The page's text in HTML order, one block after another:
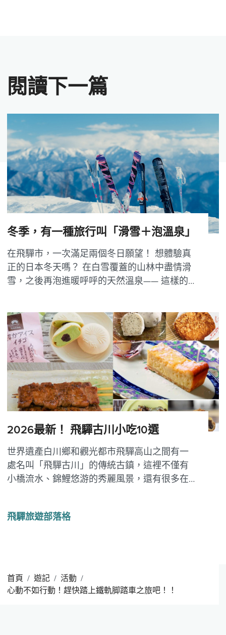
閱讀下一篇
冬季，有一種旅行叫「滑雪＋泡溫泉」
在飛驒市，一次滿足兩個冬日願望！ 想體驗真
正的日本冬天嗎？ 在白雪覆蓋的山林中盡情滑
雪，之後再泡進暖呼呼的天然溫泉—— 這樣的
潮的舒適環境，以及與滑雪場相鄰的溫泉設
施，是近年深受台灣、香港等旅客喜愛的...
2026最新！ 飛驒古川小吃10選
世界遺產白川鄉和觀光都市飛驒高山之間有一
處名叫「飛驒古川」的傳統古鎮，這裡不僅有
小橋流水、錦鯉悠游的秀麗風景，還有很多在
田屋】烤牛肉串 【味処 古川】五平餅 【飛騨コ
飛驒旅遊部落格
首頁 遊記
活動
心動不如行動！趕快踏上鐵軌脚踏車之旅吧！！